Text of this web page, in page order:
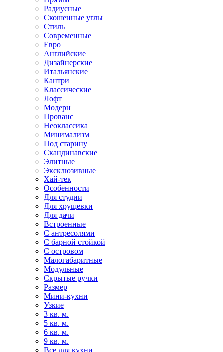
Радиусные
Скошенные углы
Стиль
Современные
Евро
Английские
Дизайнерские
Итальянские
Кантри
Классические
Лофт
Модерн
Прованс
Неоклассика
Минимализм
Под старину
Скандинавские
Элитные
Эксклюзивные
Хай-тек
Особенности
Для студии
Для хрущевки
Для дачи
Встроенные
С антресолями
С барной стойкой
С островом
Малогабаритные
Модульные
Скрытые ручки
Размер
Мини-кухни
Узкие
3 кв. м.
5 кв. м.
6 кв. м.
9 кв. м.
Все для кухни